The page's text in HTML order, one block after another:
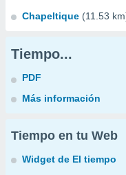
Chapeltique (11.53
Tiempo...
PDF
Más información
Tiempo en tu Web
Widget de El tiempo